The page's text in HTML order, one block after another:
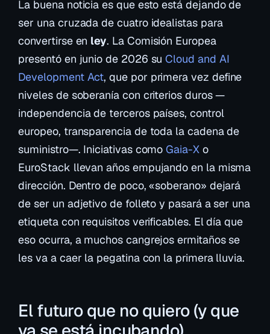
La buena noticia es que esto está dejando de
ser una cruzada de cuatro idealistas para
convertirse en ley. La Comisión Europea
presentó en junio de 2026 suCloud and AI
Development Act, que por primera vez define
niveles de soberanía con criterios duros —
independencia de terceros países, control
europeo, transparencia de toda la cadena de
suministro—. Iniciativas comoGaia-Xo
EuroStack llevan años empujando en la misma
dirección. Dentro de poco, «soberano» dejará
de ser un adjetivo de folleto y pasará a ser una
etiqueta con requisitos verificables. El día que
eso ocurra, a muchos cangrejos ermitaños se
les va a caer la pegatina con la primera lluvia.
El futuro que no quiero (y que